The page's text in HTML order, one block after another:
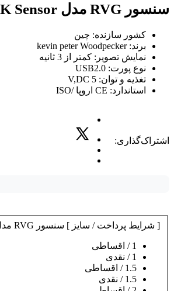
سنسور RVG مدل K Sensor
کشور سازنده: چین
برند: kevin peter Woodpecker
نمایش تصویر: کمتر از 3 ثانیه
نوع پورت: USB2.0
تغذیه و توان: V,DC 5
استاندارد: CE اروپا /ISO
اشتراک‌گذاری:
[ شرایط پرداخت / سایز ] سنسور RVG مدل K Sensor:
1 / اقساطی
1 / نقدی
1.5 / اقساطی
1.5 / نقدی